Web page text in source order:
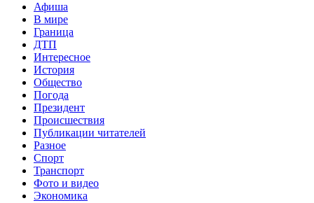
Афиша
В мире
Граница
ДТП
Интересное
История
Общество
Погода
Президент
Происшествия
Публикации читателей
Разное
Спорт
Транспорт
Фото и видео
Экономика